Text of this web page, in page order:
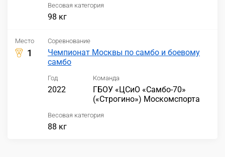
Весовая категория
98 кг
Место
1
Соревнование
Чемпионат Москвы по самбо и боевому
самбо
Год
2022
Команда
ГБОУ «ЦСиО «Самбо-70»
(«Строгино») Москомспорта
Весовая категория
88 кг